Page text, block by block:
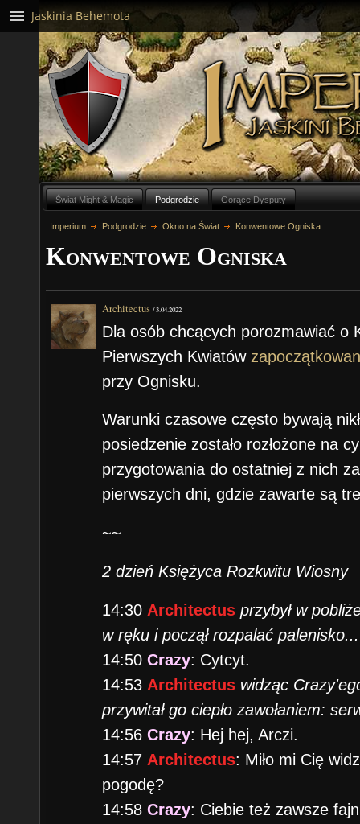
Świat Might & Magic Podgrodzie Gorące Dysputy
Imperium Podgrodzie Okno na Świat Konwentowe Ogniska
Konwentowe Ogniska
Architectus /3.04.2022
Dla osób chcących porozmawiać o
Pierwszych Kwiatów
przy Ognisku.
Warunki czasowe często bywają
posiedzenie zostało rozłożone na
przygotowania do ostatniej z nich
pierwszych dni, gdzie zawarte są
~~
2 dzień Księżyca Rozkwitu Wiosny
14:30 Architectus przybył w
w ręku i począł rozpalać palenisko...
14:50Crazy: Cytcyt.
14:53 Architectus widząc
przywitał go ciepło zawołaniem:
14:56Crazy: Hej hej, Arczi.
14:57 Architectus: Miło mi Cię
pogodę?
14:58Crazy: Ciebie też zawsze
Jaskinia Behemota